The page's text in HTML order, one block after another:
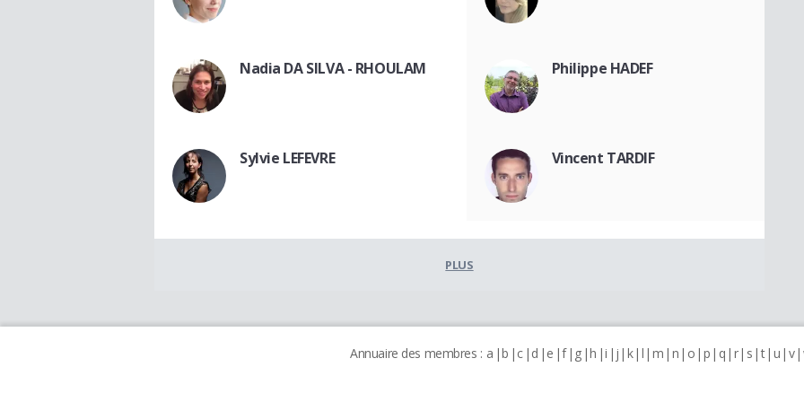
Nadia DA SILVA - RHOULAM Philippe HADEF
Sylvie LEFEVRE Vincent TARDIF
PLUS
Annuaire des membres : a b c d e f g h i j k l m n o p q r s t u v